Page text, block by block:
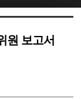
원 보고서